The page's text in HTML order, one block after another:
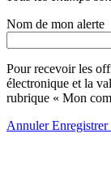
Nom de mon alerte
Pour recevoir les
électronique et la
rubrique « Mon
AnnulerEnregistrer